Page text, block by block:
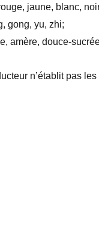
jaune, blanc,
gong, yu, zhi;
amère, douce-
n’établit pas